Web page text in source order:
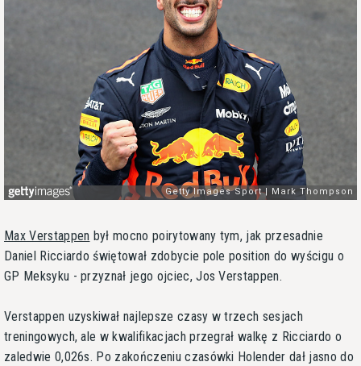
Max Verstappen był mocno poirytowany tym, jak przesadnie
Daniel Ricciardo świętował zdobycie pole position do wyścigu o
GP Meksyku - przyznał jego ojciec, Jos Verstappen.
Verstappen uzyskiwał najlepsze czasy w trzech sesjach
treningowych, ale w kwalifikacjach przegrał walkę z Ricciardo o
zaledwie 0,026s. Po zakończeniu czasówki Holender dał jasno do